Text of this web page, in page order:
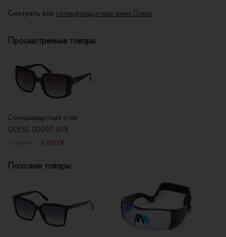
Смотреть все солнцезащитные очки Guess
Просмотренные товары
Солнцезащитные очки
GUESS 00097 01B
8 880 ₽
Похожие товары: